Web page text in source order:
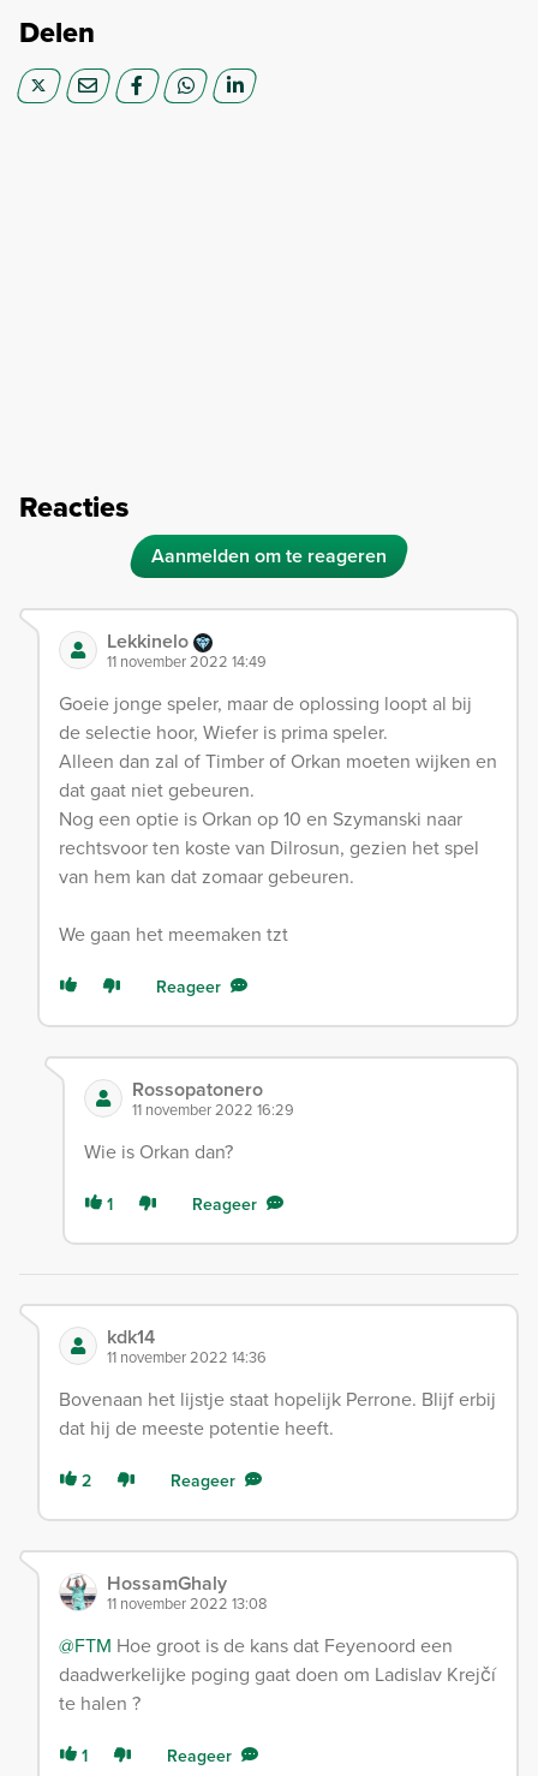
Delen
Reacties
Aanmelden om te reageren
Lekkinelo
11 november 2022 14:49
Goeie jonge speler, maar de oplossing loopt al bij
de selectie hoor, Wiefer is prima speler.
Alleen dan zal of Timber of Orkan moeten wijken en
dat gaat niet gebeuren.
Nog een optie is Orkan op 10 en Szymanski naar
rechtsvoor ten koste van Dilrosun, gezien het spel
van hem kan dat zomaar gebeuren.
We gaan het meemaken tzt
Reageer
Rossopatonero
11 november 2022 16:29
Wie is Orkan dan?
1 Reageer
kdk14
11 november 2022 14:36
Bovenaan het lijstje staat hopelijk Perrone. Blijf erbij
dat hij de meeste potentie heeft.
2 Reageer
HossamGhaly
11 november 2022 13:08
@FTM Hoe groot is de kans dat Feyenoord een
daadwerkelijke poging gaat doen om Ladislav Krejčí
te halen ?
1 Reageer